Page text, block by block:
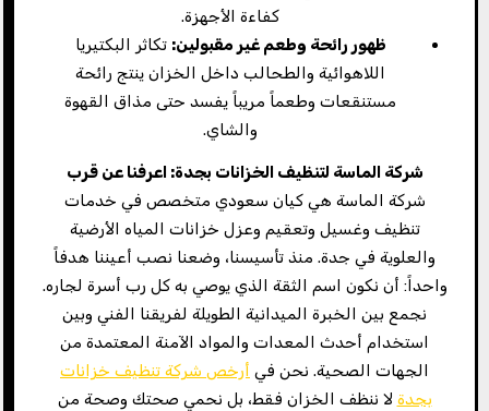
كفاءة الأجهزة.
ظهور رائحة وطعم غير مقبولين: تكاثر البكتيريا
اللاهوائية والطحالب داخل الخزان ينتج رائحة
مستنقعات وطعماً مريباً يفسد حتى مذاق القهوة
والشاي.
شركة الماسة لتنظيف الخزانات بجدة: اعرفنا عن قرب
شركة الماسة هي كيان سعودي متخصص في خدمات
تنظيف وغسيل وتعقيم وعزل خزانات المياه الأرضية
والعلوية في جدة. منذ تأسيسنا، وضعنا نصب أعيننا هدفاً
واحداً: أن نكون اسم الثقة الذي يوصي به كل رب أسرة لجاره.
نجمع بين الخبرة الميدانية الطويلة لفريقنا الفني وبين
استخدام أحدث المعدات والمواد الآمنة المعتمدة من
الجهات الصحية. نحن في أرخص شركة تنظيف خزانات
بجدة لا ننظف الخزان فقط، بل نحمي صحتك وصحة من